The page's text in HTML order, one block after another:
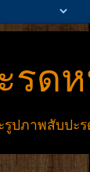
รด
ปภาพสับปะร